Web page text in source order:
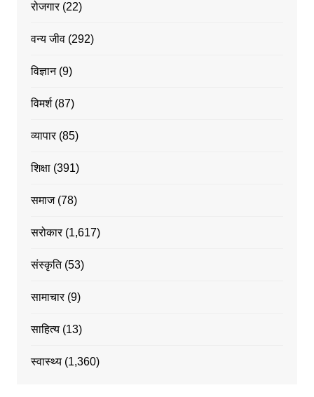
रोजगार(22)
वन्य जीव(292)
विज्ञान(9)
विमर्श(87)
व्यापार(85)
शिक्षा(391)
समाज(78)
सरोकार(1,617)
संस्कृति(53)
सामाचार(9)
साहित्य(13)
स्वास्थ्य(1,360)